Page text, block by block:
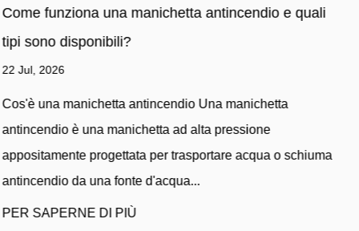
e quali
o schiuma
Quali sono i diversi tipi di manichette
marine utilizzate in mare?
Cosa rende le manichette antincendio
manichette standard Le manichette
sono progettate specificamente per le dure
si trovano a bordo delle ...
PER SAPERNE DI PIÙ